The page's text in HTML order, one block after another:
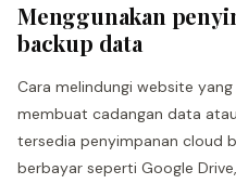
Menggunakan
backup data
Cara melindungi website
membuat cadangan data
tersedia penyimpanan cloud
berbayar seperti Google